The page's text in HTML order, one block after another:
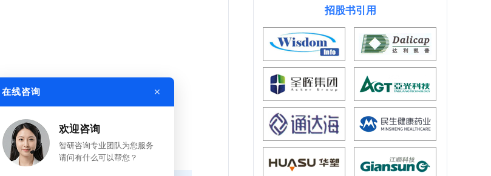
招股书引用
在线咨询 ×
欢迎咨询
智研咨询专业团队为您服务
请问有什么可以帮您？